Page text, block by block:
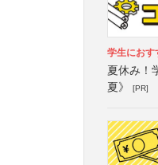
学生におす
夏休み！
夏》
[PR]